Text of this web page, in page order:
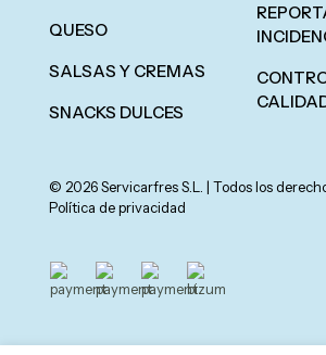
QUESO
SALSAS Y CREMAS
SNACKS DULCES
© 2026 Servicarfres S.L. | Todos los
Política de privacidad